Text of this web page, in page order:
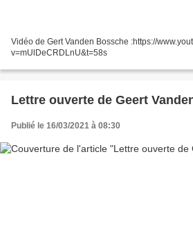
Vidéo de Gert Vanden Bossche :https://
v=mUlDeCRDLnU&t=58s
Lettre ouverte de Geert
Publié le 16/03/2021 à 08:30